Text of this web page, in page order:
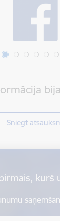
Sniegt
kurš